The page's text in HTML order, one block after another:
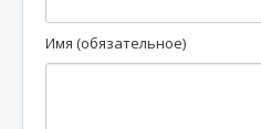
Имя (обязательное)